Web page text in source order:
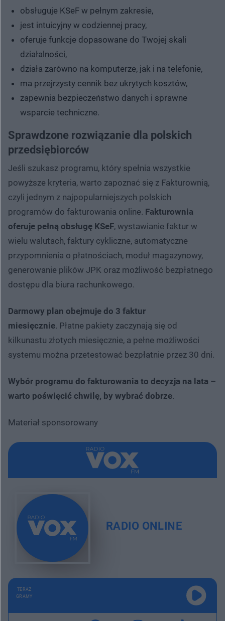
obsługuje KSeF w pełnym zakresie,
jest intuicyjny w codziennej pracy,
oferuje funkcje dopasowane do Twojej skali
działalności,
działa zarówno na komputerze, jak i na telefonie,
ma przejrzysty cennik bez ukrytych kosztów,
zapewnia bezpieczeństwo danych i sprawne
wsparcie techniczne.
Sprawdzone rozwiązanie dla polskich
przedsiębiorców
Jeśli szukasz programu, który spełnia wszystkie
powyższe kryteria, warto zapoznać się z Fakturownią,
czyli jednym z najpopularniejszych polskich
programów do fakturowania online. Fakturownia
oferuje pełną obsługę KSeF, wystawianie faktur w
wielu walutach, faktury cykliczne, automatyczne
przypomnienia o płatnościach, moduł magazynowy,
generowanie plików JPK oraz możliwość bezpłatnego
dostępu dla biura rachunkowego.
Darmowy plan obejmuje do 3 faktur
miesięcznie. Płatne pakiety zaczynają się od
kilkunastu złotych miesięcznie, a pełne możliwości
systemu można przetestować bezpłatnie przez 30 dni.
Wybór programu do fakturowania to decyzja na lata –
warto poświęcić chwilę, by wybrać dobrze.
Materiał sponsorowany
RADIO ONLINE
TERAZ
GRAMY